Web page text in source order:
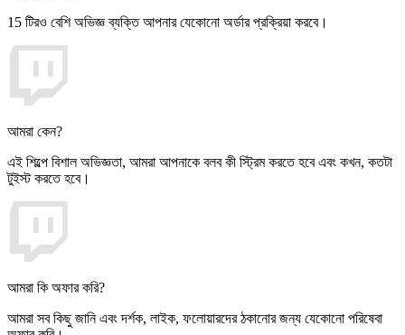
15 টিরও বেশি অভিজ্ঞ ব্যক্তি আপনার যেকোনো অর্ডার প্রক্রিয়া করবে।
আমরা কেন?
এই শিল্পে বিশাল অভিজ্ঞতা, আমরা আপনাকে বলব কী স্ট্রিম করতে হবে এবং কখন, কতটা
টুইস্ট করতে হবে।
আমরা কি অফার করি?
আমরা সব কিছু জানি এবং দর্শক, লাইক, ফলোয়ারদের ঠকানোর জন্য যেকোনো পরিষেবা